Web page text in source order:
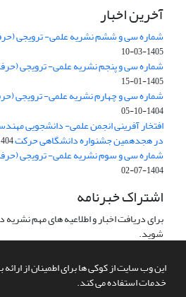
این وب سایت از کوکی ها برای اطمینان از ارائه
خدمات استفاده می کند.
آخرین اخبار
شماره سی و ششم نشریه علمی- ترویجی
1405-03-10
شماره سی و پنجم نشریه علمی- ترویجی
1405-01-15
شماره سی و چهارم نشریه علمی- ترویجی
1404-10-05
افتخار آفرینی انجمن علمی- دانشجویی
در هجدهمین جشنواره دانشگاهی حرکت08-10
شماره سی و سوم نشریه علمی- ترویجی
1404-07-02
اشتراک خبرنامه
برای دریافت اخبار و اطلاعیه های مهم
شوید.